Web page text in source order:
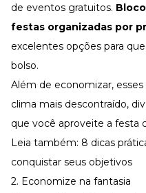
de eventos gratuitos.
festas organizadas por
excelentes opções para
bolso.
Além de economizar,
clima mais descontraído,
que você aproveite a festa
Leia também: 8 dicas
conquistar seus objetivos
2. Economize na fantasia